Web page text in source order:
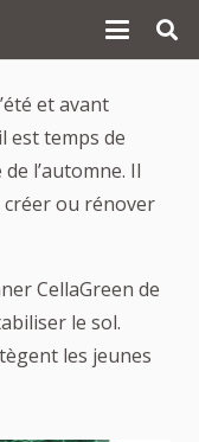
et avant
est temps de
l’automne. Il
créer ou rénover
CellaGreen de
le sol.
les jeunes